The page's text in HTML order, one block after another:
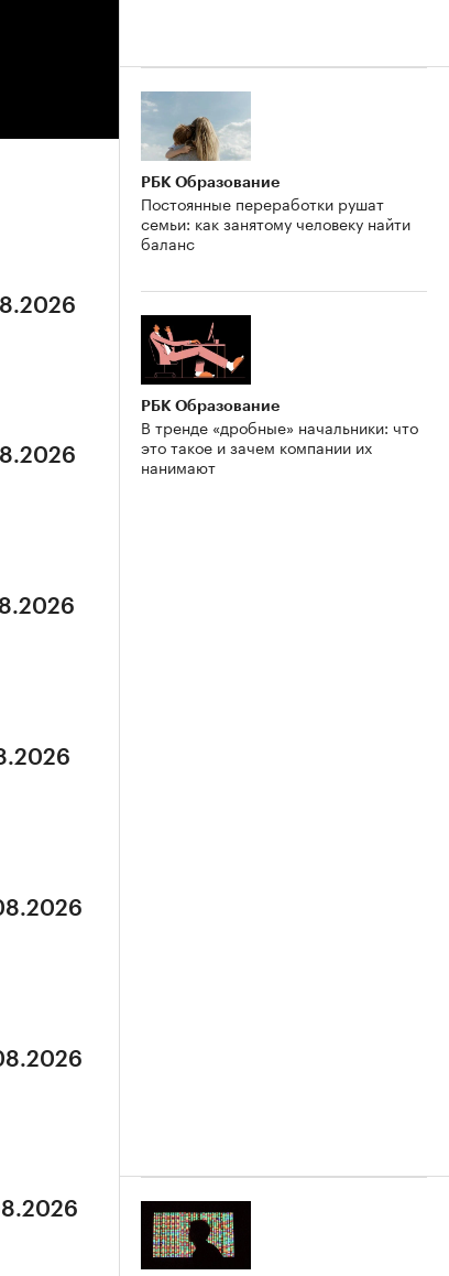
РБК Образование
Постоянные переработки рушат
семьи: как занятому человеку найти
баланс
РБК Образование
В тренде «дробные» начальники: что
это такое и зачем компании их
нанимают